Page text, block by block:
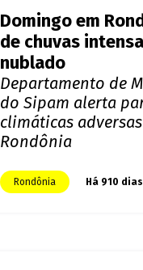
Domingo em
de chuvas
nublado
Departamento de
do Sipam alerta
climáticas
Rondônia
Rondônia Há 910 dias